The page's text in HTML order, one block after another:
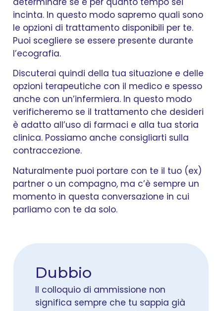
incinta. In questo modo sapremo quali sono
le opzioni di trattamento disponibili per te.
Puoi scegliere se essere presente durante
l’ecografia.
Discuterai quindi della tua situazione e delle
opzioni terapeutiche con il medico e spesso
anche con un’infermiera. In questo modo
verificheremo se il trattamento che desideri
è adatto all’uso di farmaci e alla tua storia
clinica. Possiamo anche consigliarti sulla
contraccezione.
Naturalmente puoi portare con te il tuo (ex)
partner o un compagno, ma c’è sempre un
momento in questa conversazione in cui
parliamo con te da solo.
Dubbio
Il colloquio di ammissione non
significa sempre che tu sappia già